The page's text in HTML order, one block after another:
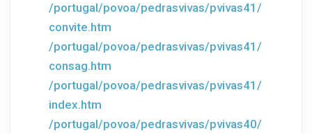
/portugal/povoa/pedrasvivas/pvivas41/
convite.htm
/portugal/povoa/pedrasvivas/pvivas41/
consag.htm
/portugal/povoa/pedrasvivas/pvivas41/
index.htm
/portugal/povoa/pedrasvivas/pvivas40/